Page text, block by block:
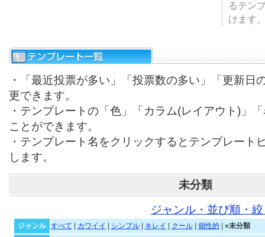
るテン
けます
・「最近投票が多い」「投票数の多い」「更新日
更できます。
・テンプレートの「色」「カラム(レイアウト)」
ことができます。
・テンプレート名をクリックするとテンプレート
します。
未分類
ジャンル・並び順・
ジャンル すべて カワイイ シンプル| キレイ クール| 個性的
»未分類